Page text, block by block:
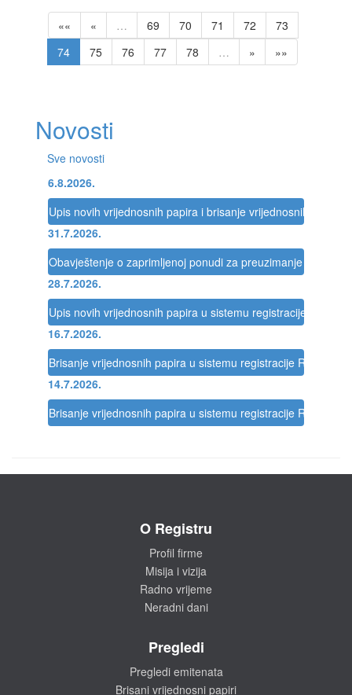
«« « … 69 70 71 72
73
74
75 76 77 78 … » »»
Novosti
Sve novosti
6.8.2026.
Upis novih vrijednosnih papira i brisanje vrijednosnih papira
31.7.2026.
Obavještenje o zaprimljenoj ponudi za preuzimanje društva
28.7.2026.
Upis novih vrijednosnih papira u sistemu registracije Registra
16.7.2026.
Brisanje vrijednosnih papira u sistemu registracije Registra
14.7.2026.
Brisanje vrijednosnih papira u sistemu registracije Registra
O Registru
Profil firme
Misija i vizija
Radno vrijeme
Neradni dani
Pregledi
Pregledi emitenata
Brisani vrijednosni papiri